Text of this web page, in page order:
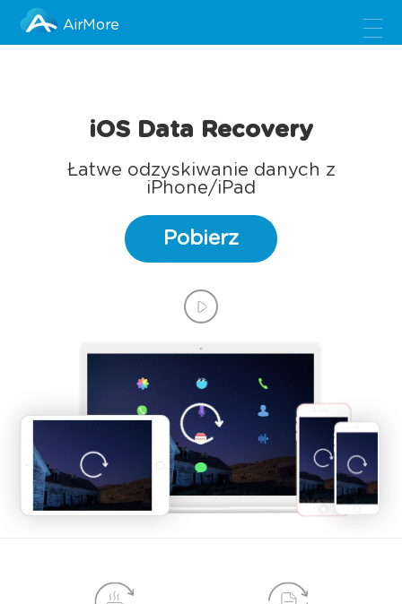
AirMore
iOS Data Recovery
Łatwe odzyskiwanie danych z
iPhone/iPad
Pobierz